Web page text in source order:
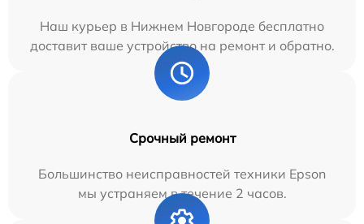
Наш курьер в Нижнем Новгороде бесплатно
доставит ваше устройство на ремонт и обратно.
Срочный ремонт
Большинство неисправностей техники Epson
мы устраняем в течение 2 часов.